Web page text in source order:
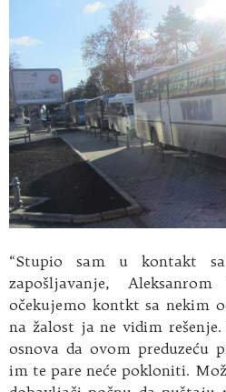
“Stupio sam u kontakt
zapošljavanje,
očekujemo kontkt sa nekim
na žalost ja ne vidim
osnova da ovom preduzeću
im te pare neće pokloniti.